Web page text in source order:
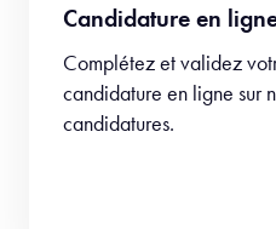
Candidature en
Complétez et validez
candidature en ligne sur
candidatures.